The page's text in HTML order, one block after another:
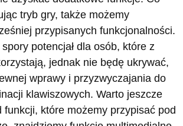
tryb gry, także możemy
przypisanych funkcjonalności.
potencjał dla osób, które z
jednak nie będę ukrywać,
wprawy i przyzwyczajania do
klawiszowych. Warto jeszcze
funkcji, które możemy przypisać pod